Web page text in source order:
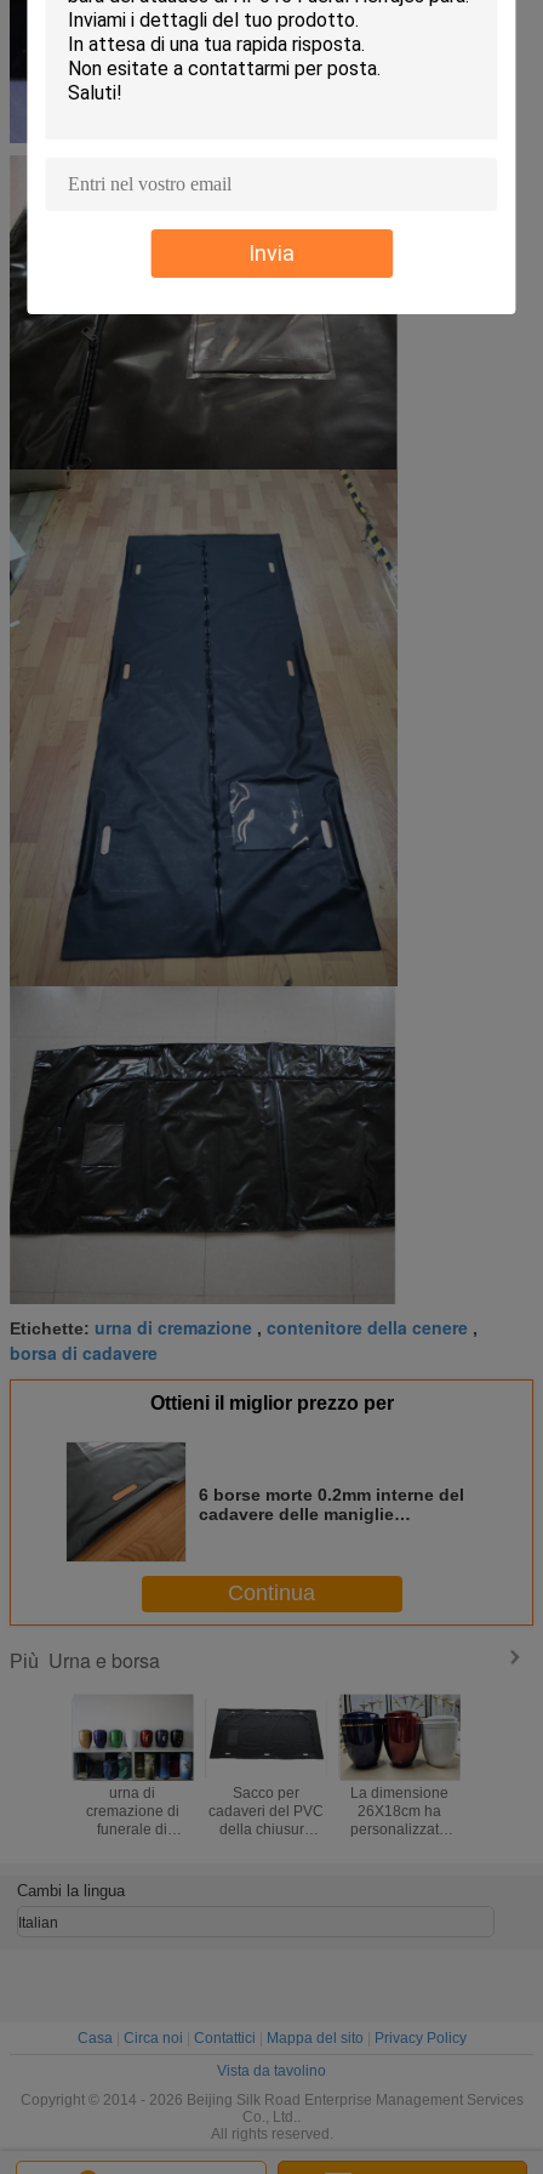
Invia
Etichette: urna di cremazione , contenitore della cenere ,
borsa di cadavere
Ottieni il miglior prezzo per
6 borse morte 0.2mm interne del
cadavere delle maniglie
Continua
Più Urna e borsa
urna di
cremazione di
funerale di
Sacco per
cadaveri del PVC
della chiusura
La dimensione
26X18cm ha
personalizzato
Cambi la lingua
Italian
Casa Circa noi Contattici Mappa del sito
Privacy Policy
Vista da tavolino
Copyright © 2014 - 2026 Beijing Silk Road Enterprise Management Services
Co., Ltd..
All rights reserved.